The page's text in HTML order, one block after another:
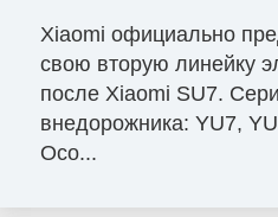
Xiaomi официально
свою вторую линейку
после Xiaomi SU7.
внедорожника: YU7,
Осо...